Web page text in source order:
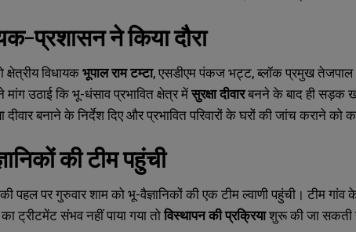
प्रशासन ने किया दौरा
क्षेत्रीय विधायकभूपाल राम टम्टा, एसडीएम पंकज भट्ट, ब्लॉक प्रमुख तेजपाल
मांग उठाई कि भू-धंसाव प्रभावित क्षेत्र मेंसुरक्षा दीवारबनने के बाद ही सड़क
दीवार बनाने के निर्देश दिए और प्रभावित परिवारों के घरों की जांच कराने को
की टीम पहुंची
पहल पर गुरुवार शाम को भू-वैज्ञानिकों की एक टीम ल्वाणी पहुंची। टीम गांव
का ट्रीटमेंट संभव नहीं पाया गया तोविस्थापन की प्रक्रियाशुरू की जा सकती